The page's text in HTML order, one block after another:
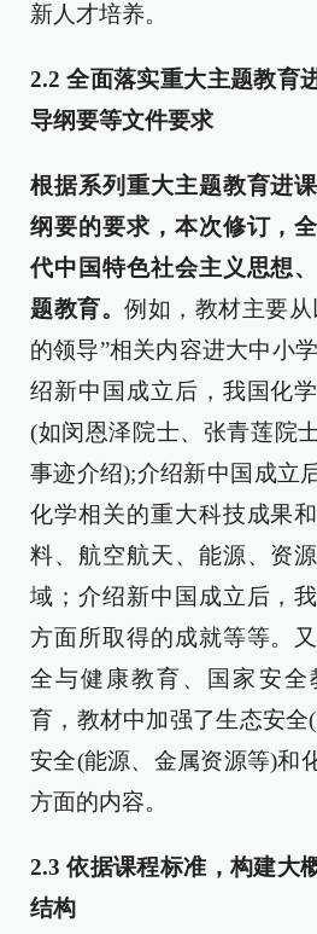
新人才培养。
2.2 全面落实重大主题教育
导纲要等文件要求
根据系列重大主题教育进
纲要的要求，本次修订，
代中国特色社会主义思想
题教育。 例如，教材主要
的领导”相关内容进大中小
绍新中国成立后，我国化
(如闵恩泽院士、张青莲院
事迹介绍);介绍新中国成立
化学相关的重大科技成果
料、航空航天、能源、资
域；介绍新中国成立后，
方面所取得的成就等等。
全与健康教育、国家安全
育，教材中加强了生态安全
安全(能源、金属资源等)和
方面的内容。
2.3 依据课程标准，构建大
结构